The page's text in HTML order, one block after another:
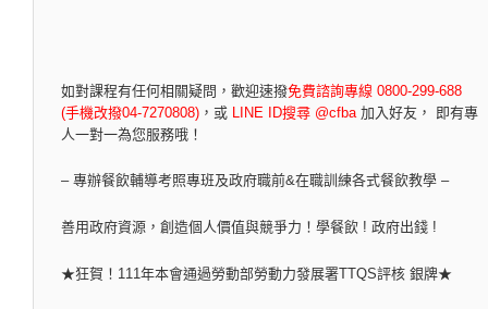
如對課程有任何相關疑問， 歡迎速撥免費諮詢專線 0800-299-688
(手機改撥04-7270808) ， 或 LINE ID搜尋 @cfba 加入好友， 即有專
人一對一為您服務哦！
– 專辦餐飲輔導考照專班及政府職前&在職訓練各式餐飲教學 –
善用政府資源，創造個人價值與競爭力！學餐飲 ! 政府出錢 !
★狂賀！111年本會通過勞動部勞動力發展署TTQS評核 銀牌★